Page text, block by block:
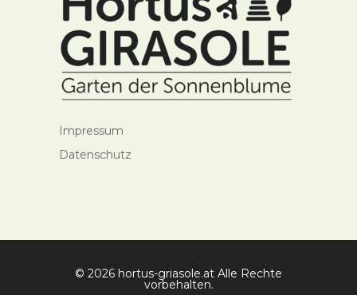
Impressum
Datenschutz
© 2026 hortus-griasole.at Alle Rechte
vorbehalten.